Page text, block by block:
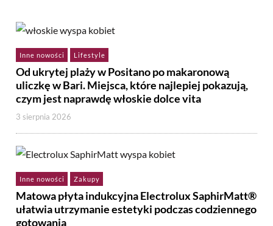
Inne nowości Lifestyle
Od ukrytej plaży w Positano po makaronową
uliczkę w Bari. Miejsca, które najlepiej pokazują,
czym jest naprawdę włoskie dolce vita
3 sierpnia 2026
Inne nowości Zakupy
Matowa płyta indukcyjna Electrolux SaphirMatt®
ułatwia utrzymanie estetyki podczas codziennego
gotowania